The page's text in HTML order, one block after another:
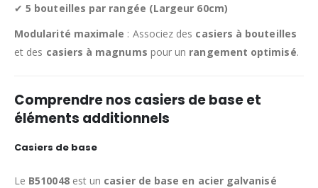
✔5 bouteilles par rangée (Largeur 60cm)
Modularité maximale : Associez des casiers à bouteilles
et des casiers à magnums pour un rangement optimisé.
Comprendre nos casiers de base et
éléments additionnels
Casiers de base
Le B510048est un casier de base en acier galvanisé